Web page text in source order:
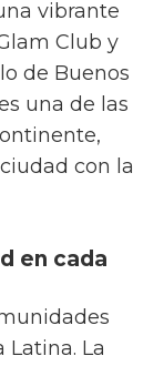
vibrante
Club y
de Buenos
una de las
con la
en cada
Latina. La